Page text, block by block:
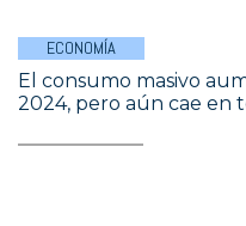
ECONOMÍA
El consumo masivo
2024, pero aún cae en